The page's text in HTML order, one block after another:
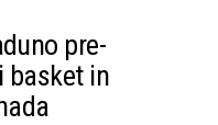
pre-
basket in